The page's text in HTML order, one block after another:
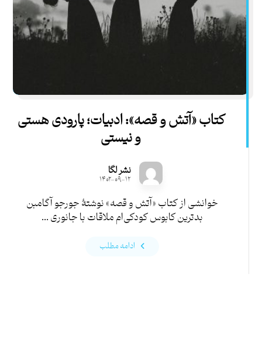
کتاب «آتش و قصه»: ادبیات؛ پارودی هستی
و نیستی
نشر لگا
۱۴۰۲-۰۹-۱۲
خوانشی از کتاب «آتش و قصه» نوشتۀ جورجو آگامبن
بدترین کابوس کودکی‌‌ام ملاقات با جانوری ...
ادامه مطلب